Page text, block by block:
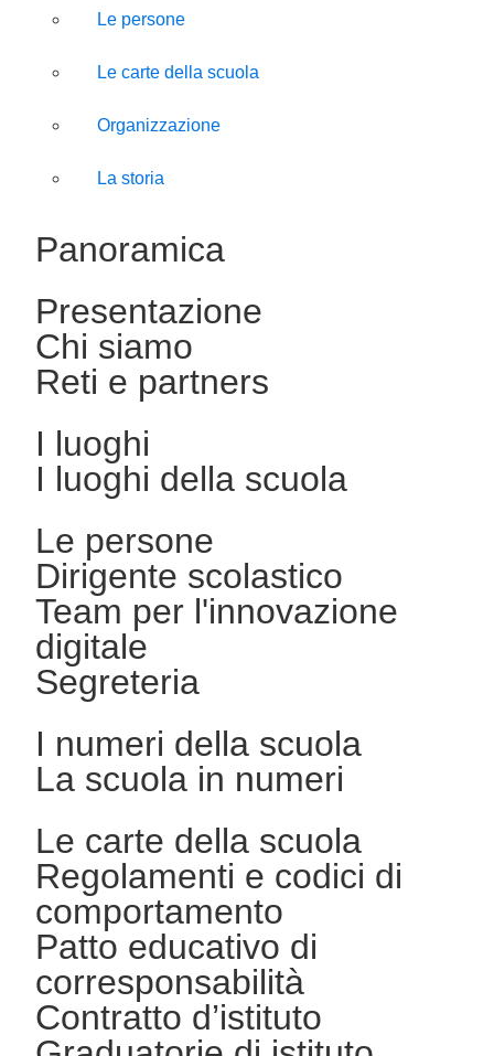
Le persone
Le carte della scuola
Organizzazione
La storia
Panoramica
Presentazione
Chi siamo
Reti e partners
I luoghi
I luoghi della scuola
Le persone
Dirigente scolastico
Team per l'innovazione
digitale
Segreteria
I numeri della scuola
La scuola in numeri
Le carte della scuola
Regolamenti e codici di
comportamento
Patto educativo di
corresponsabilità
Contratto d’istituto